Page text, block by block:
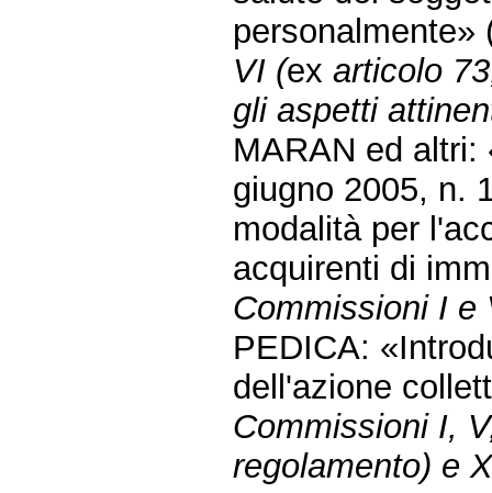
VI (exarticolo
gli aspetti
MARAN ed
giugno 2005, n.
modalità per
acquirenti di
Commissioni I e
PEDICA:
dell'azione
Commissioni I,
regolamento) e